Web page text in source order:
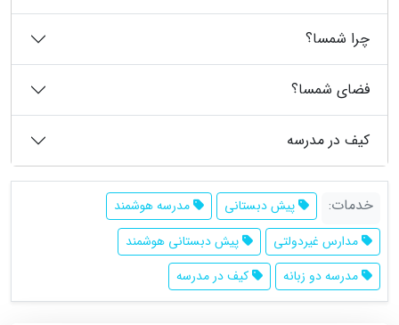
چرا شمسا؟
فضای شمسا؟
کیف در مدرسه
خدمات: پیش دبستانی
مدرسه هوشمند
مدارس غیردولتی
پیش دبستانی هوشمند
مدرسه دو زبانه
کیف در مدرسه